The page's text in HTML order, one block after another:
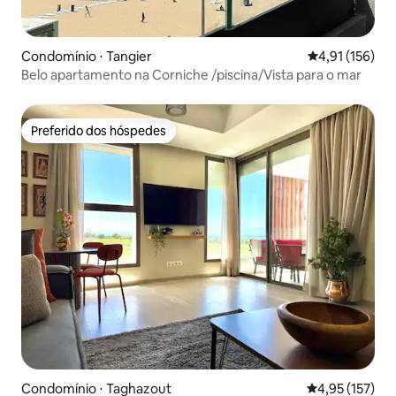
Condomínio ⋅ Tangier 4,91 de uma
4,91 (156)
Belo apartamento na Corniche /piscina/Vista para o mar
Preferido dos hóspedes
Preferido dos hóspedes
Condomínio ⋅ Taghazout 4,95 de uma
4,95 (157)